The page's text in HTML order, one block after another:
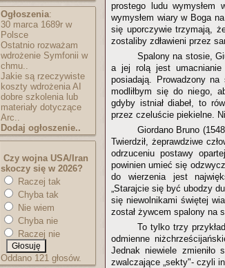
Ogłoszenia:
30 marca 1689r w
Polsce
Ostatnio rozważam
wdrożenie Symfonii w
chmu..
Jakie są rzeczywiste
koszty wdrożenia AI
dobre szkolenia lub
materiały dotyczące
Arc..
Dodaj ogłoszenie..
Czy wojna USA/Iran
skoczy się w 2026?
Raczej tak
Chyba tak
Nie wiem
Chyba nie
Raczej nie
Oddano 121 głosów.
prostego ludu
wymysłem wiary w Boga
się uporczywie trzymają,
zostaliby zdławieni przez
Spalony na stosie,
a jej rolą jest umacnianie
posiadają. Prowadzony
modliłbym się do niego,
gdyby istniał diabeł, to
przez czeluście piekielne.
Giordano Bruno
Twierdził, żeprawdziwe
odrzuceniu postawy
powinien umieć się
do wierzenia jest
„Starajcie się być ubodzy
się niewolnikami świętej
został żywcem spalony na
To tylko trzy
odmienne
Jednak niewiele zmieniło
zwalczające „sekty"- czyli